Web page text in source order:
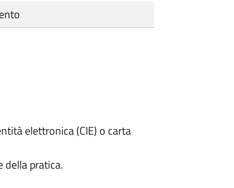
elettronica (CIE) o carta
pratica.